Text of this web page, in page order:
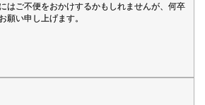
はご不便をおかけするかもしれませんが、何卒
願い申し上げます。